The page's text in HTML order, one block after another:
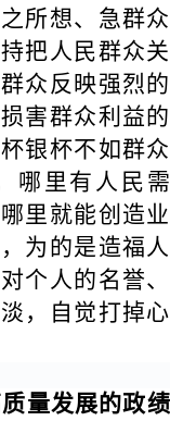
所想、急群众
把人民群众关
众反映强烈的
害群众利益的
银杯不如群众
哪里有人民需
里就能创造业
为的是造福人
个人的名誉、
，自觉打掉心
量发展的政绩